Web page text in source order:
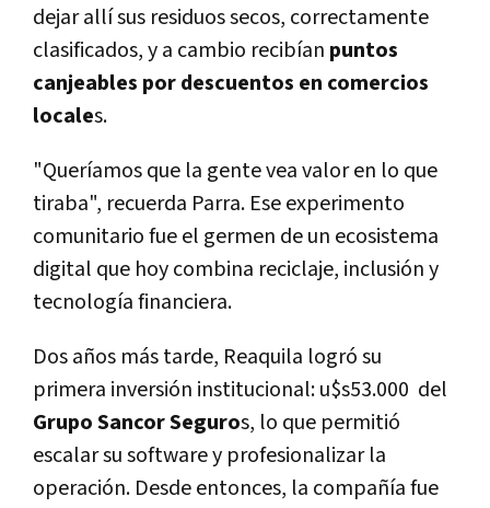
dejar allí sus residuos secos, correctamente
clasificados, y a cambio recibían puntos
canjeables por descuentos en comercios
locales.
"Queríamos que la gente vea valor en lo que
tiraba", recuerda Parra. Ese experimento
comunitario fue el germen de un ecosistema
digital que hoy combina reciclaje, inclusión y
tecnología financiera.
Dos años más tarde, Reaquila logró su
primera inversión institucional: u$s53.000 del
Grupo Sancor Seguros, lo que permitió
escalar su software y profesionalizar la
operación. Desde entonces, la compañía fue